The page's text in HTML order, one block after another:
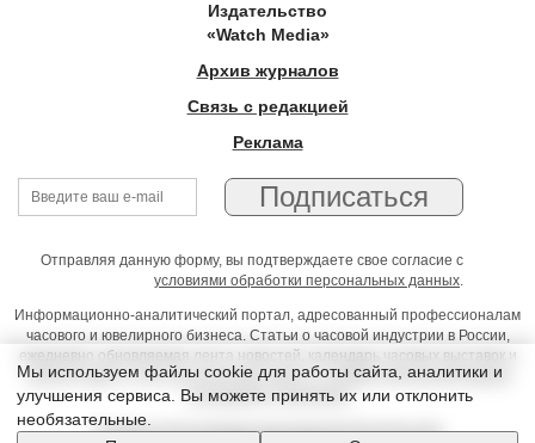
Издательство
«Watch Media»
Архив журналов
Связь с редакцией
Реклама
Отправляя данную форму, вы подтверждаете свое согласие с
условиями обработки персональных данных.
Информационно-аналитический портал, адресованный профессионалам
часового и ювелирного бизнеса. Статьи о часовой индустрии в России,
ежедневно обновляемая лента новостей, календарь часовых выставок и
презентаций, on-line консультации юриста, профессиональный форум
часовщиков и ювелиров
Условия использования материалов Издательства
Мы используем файлы cookie для работы сайта, аналитики и
улучшения сервиса. Вы можете принять их или отклонить
необязательные.